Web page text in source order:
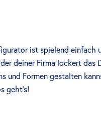
ist spielend einfach
deiner Firma lockert das
und Formen gestalten
geht’s!